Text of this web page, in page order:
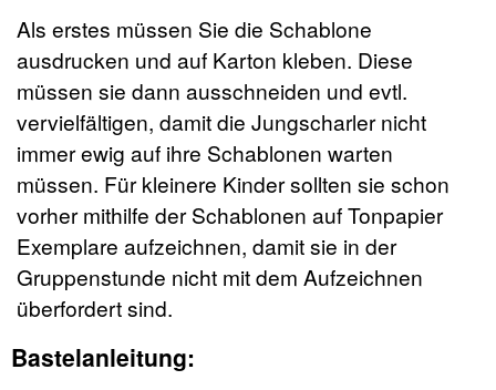
Als erstes müssen Sie die Schablone
ausdrucken und auf Karton kleben. Diese
müssen sie dann ausschneiden und evtl.
vervielfältigen, damit die Jungscharler nicht
immer ewig auf ihre Schablonen warten
müssen. Für kleinere Kinder sollten sie schon
vorher mithilfe der Schablonen auf Tonpapier
Exemplare aufzeichnen, damit sie in der
Gruppenstunde nicht mit dem Aufzeichnen
überfordert sind.
Bastelanleitung: